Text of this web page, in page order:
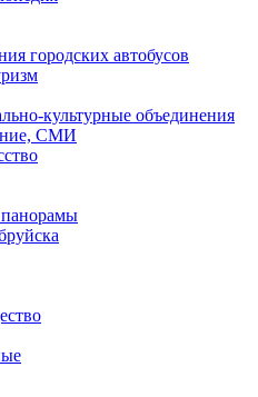
городских автобусов
культурные объединения
СМИ